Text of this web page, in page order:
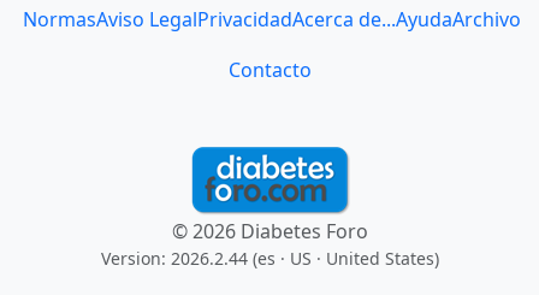
NormasAviso LegalPrivacidadAcerca de...AyudaArchivo
Contacto
© 2026 Diabetes Foro
Version: 2026.2.44 (es · US · United States)